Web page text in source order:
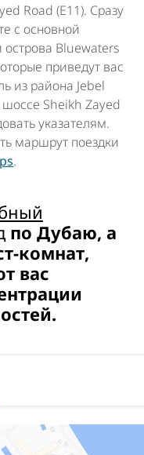
Road (E11). Сразу
с основной
Bluewaters
приведут вас
из района Jebel
Sheikh Zayed
указателям.
маршрут поездки
.
по Дубаю, а
комнат,
вас